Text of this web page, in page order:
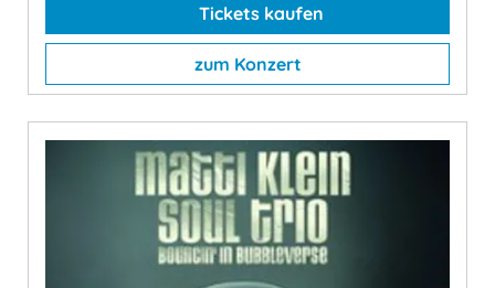
Tickets kaufen
zum Konzert